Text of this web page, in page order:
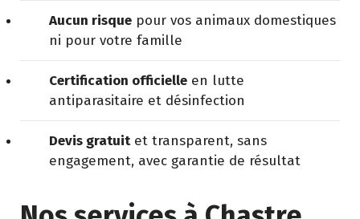
Aucun risque pour vos animaux domestiques
ni pour votre famille
Certification officielle en lutte
antiparasitaire et désinfection
Devis gratuitet transparent, sans
engagement, avec garantie de résultat